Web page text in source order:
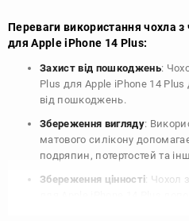
Переваги використання чохла з
для Apple iPhone 14 Plus:
Захист від пошкоджень:
Plus для Apple iPhone 14
від пошкоджень.
Збереження вигляду:
матового силікону
подряпин, потертостей та
Збереження цінності: Чохол